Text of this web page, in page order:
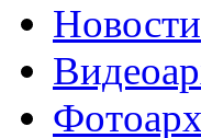
Новости